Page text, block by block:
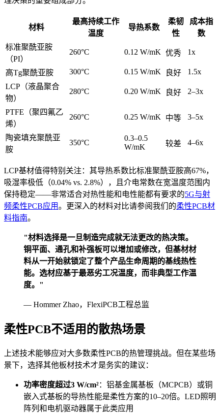
材料
最高持续工作
温度
导热系数
柔韧
性
成本指
数
标准聚酰亚胺
（PI）
260°C 0.12 W/mK 优秀 1x
高Tg聚酰亚胺 300°C 0.15 W/mK 良好
1.5x
LCP（液晶聚合
物）
280°C 0.20 W/mK 良好 2–3x
PTFE（聚四氟乙
烯）
260°C 0.25 W/mK 中等 3–5x
陶瓷填充聚酰亚
胺
350°C
0.3–0.5
W/mK
较差 4–6x
LCP基材值得特别关注：其导热系数比标准聚酰亚胺高67%，
吸湿率极低（0.04% vs. 2.8%），且介电常数在宽温度范围内
保持稳定——非常适合对热性能和电性能都有要求的5G与射
频柔性PCB应用。更深入的材料对比请参阅我们的柔性PCB材
料指南。
"材料选择是一旦制造完成就无法更改的热决策。
铜平面、通孔和补强板可以增加或修改，但基材材
料从一开始就锁定了整个产品生命周期的基线热性
能。选材应基于最恶劣工况温度，而非典型工作温
度。"
— Hommer Zhao，FlexiPCB工程总监
柔性PCB不适用的散热场景
上述技术能够应对大多数柔性PCB的热管理挑战。但在某些场
景下，选择其他板材技术才是务实的建议：
功率密度超过3 W/cm²：铝基金属基板（MCPCB）或铜
嵌入式基板的导热性能是柔性方案的10–20倍。LED照明
阵列和电机驱动器属于此类应用